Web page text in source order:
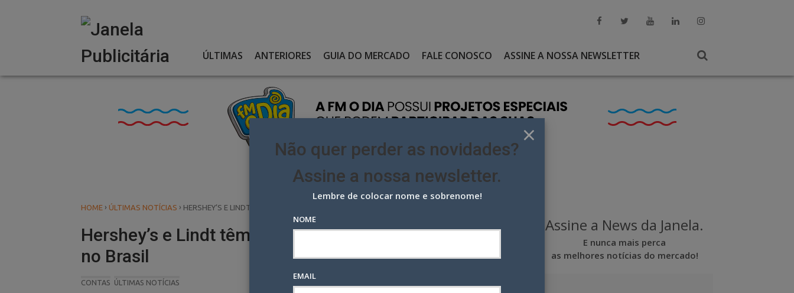
ÚLTIMAS ANTERIORES GUIA DO MERCADO FALE CONOSCO ASSINE A NOSSA NEWSLETTER
HOME › ÚLTIMAS NOTÍCIAS › HERSHEY’S E LINDT TÊM NOVAS AGÊNCIAS DE PUBLICIDADE NO BRASIL
Hershey’s e Lindt têm novas agências de publicidade
no Brasil
CONTAS ÚLTIMAS NOTÍCIAS
Assine a News da Janela.
E nunca mais perca
as melhores notícias do mercado!
×
Não quer perder as novidades?
Assine a nossa newsletter.
Lembre de colocar nome e sobrenome!
NOME
EMAIL